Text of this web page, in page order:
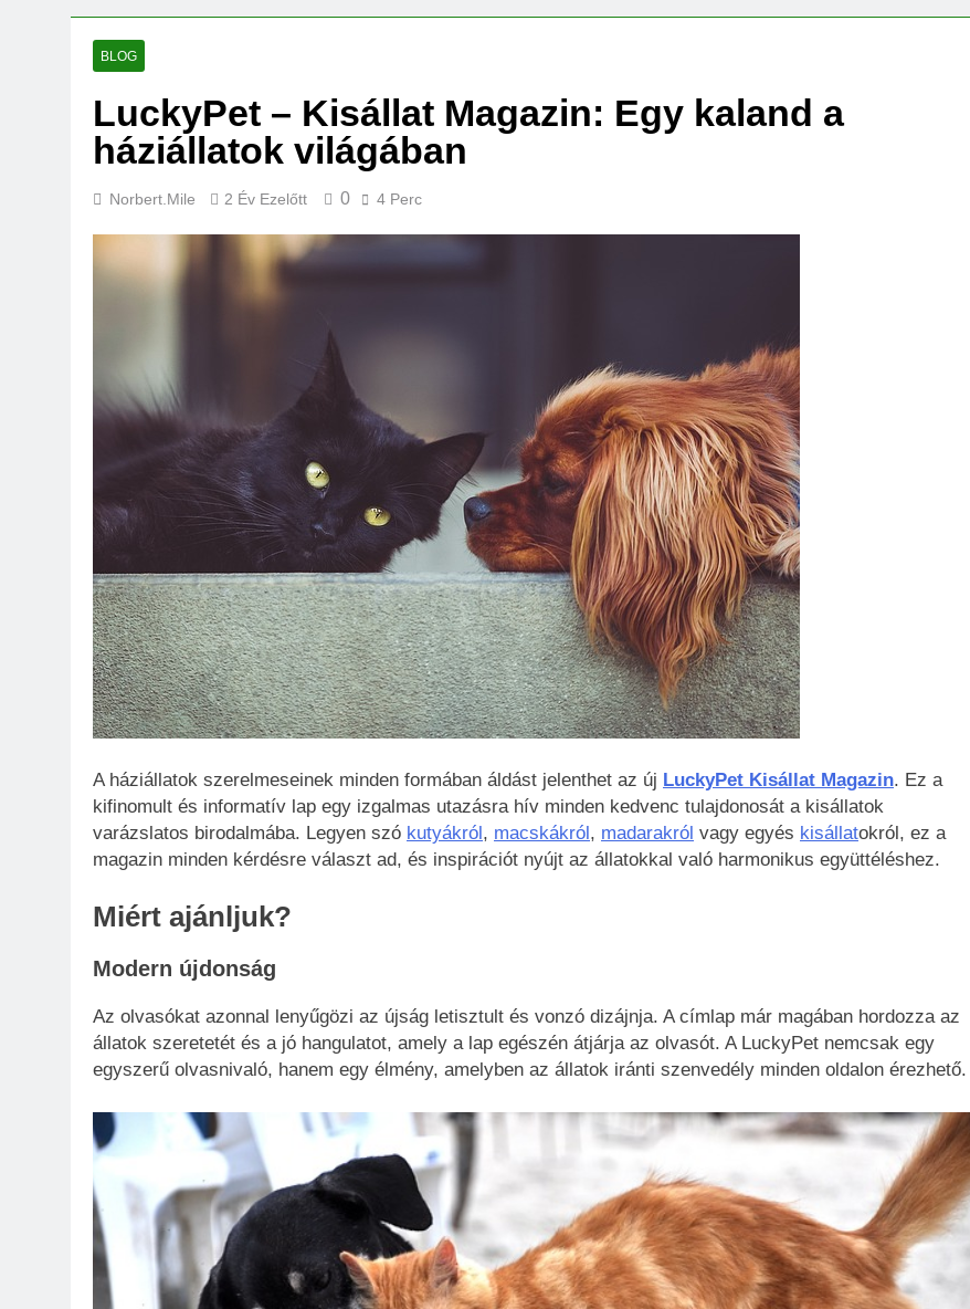
BLOG
LuckyPet – Kisállat Magazin: Egy kaland a
háziállatok világában
Norbert.mile 2 Év Ezelőtt 0 4 Perc
A háziállatok szerelmeseinek minden formában áldást jelenthet az új LuckyPet Kisállat Magazin. Ez a
kifinomult és informatív lap egy izgalmas utazásra hív minden kedvenc tulajdonosát a kisállatok
varázslatos birodalmába. Legyen szó kutyákról, macskákról, madarakról vagy egyés kisállatokról, ez a
magazin minden kérdésre választ ad, és inspirációt nyújt az állatokkal való harmonikus együttéléshez.
Miért ajánljuk?
Modern újdonság
Az olvasókat azonnal lenyűgözi az újság letisztult és vonzó dizájnja. A címlap már magában hordozza az
állatok szeretetét és a jó hangulatot, amely a lap egészén átjárja az olvasót. A LuckyPet nemcsak egy
egyszerű olvasnivaló, hanem egy élmény, amelyben az állatok iránti szenvedély minden oldalon érezhető.